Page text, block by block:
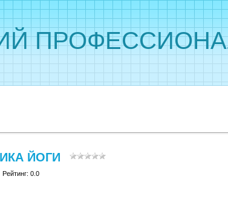
ЙОГИ
Рейтинг: 0.0